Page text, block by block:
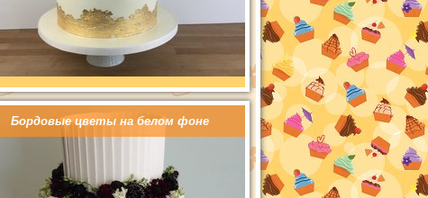
Бордовые цветы на белом фоне